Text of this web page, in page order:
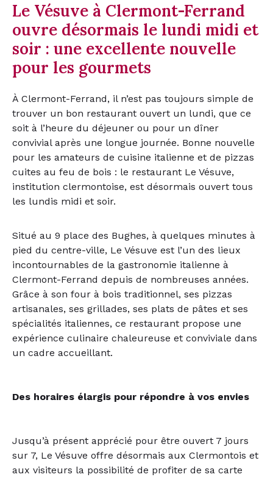
Le Vésuve à Clermont-Ferrand
ouvre désormais le lundi midi et
soir : une excellente nouvelle
pour les gourmets
À Clermont-Ferrand, il n’est pas toujours simple de
trouver un bon restaurant ouvert un lundi, que ce
soit à l’heure du déjeuner ou pour un dîner
convivial après une longue journée. Bonne nouvelle
pour les amateurs de cuisine italienne et de pizzas
cuites au feu de bois : le restaurant Le Vésuve,
institution clermontoise, est désormais ouvert tous
les lundis midi et soir.
Situé au 9 place des Bughes, à quelques minutes à
pied du centre-ville, Le Vésuve est l’un des lieux
incontournables de la gastronomie italienne à
Clermont-Ferrand depuis de nombreuses années.
Grâce à son four à bois traditionnel, ses pizzas
artisanales, ses grillades, ses plats de pâtes et ses
spécialités italiennes, ce restaurant propose une
expérience culinaire chaleureuse et conviviale dans
un cadre accueillant.
Des horaires élargis pour répondre à vos envies
Jusqu’à présent apprécié pour être ouvert 7 jours
sur 7, Le Vésuve offre désormais aux Clermontois et
aux visiteurs la possibilité de profiter de sa carte